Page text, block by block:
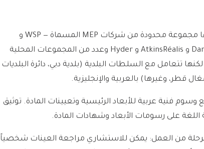
المشاريع التجارية الخليجية عادةً ما تستشيرها مجموعة محدودة من شركات MEP المسماة — WSP و
AECOM و KEO International و Dar Al-Handasah و AtkinsRéalis و Hyder وعدد من المجموعات المحلية
تتعامل مع السلطات البلدية (بلدية دبي، دائرة البلديات
قطر، وغيرها) بالعربية والإنجليزية.
وسوم فنية عربية للأبعاد الرئيسية وتعيينات المادة. توثيق
من العمل: يمكن للاستشاري مراجعة العينات شخصياً